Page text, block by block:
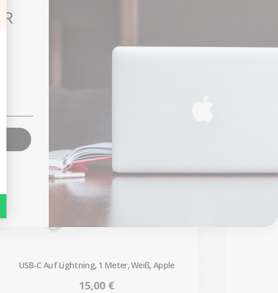
USB-C Auf Lightning, 1 Meter, Weiß, Apple
Preis
15,00 €